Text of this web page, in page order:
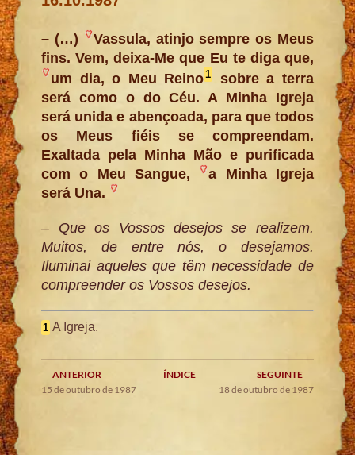
– (…)
Vassula, atinjo sempre os Meus
fins. Vem, deixa-Me que Eu te diga que,
um dia, o Meu Reino1
sobre a terra
será como o do Céu. A Minha Igreja
será unida e abençoada, para que todos
os Meus fiéis se compreendam.
Exaltada pela Minha Mão e purificada
com o Meu Sangue,
a Minha Igreja
será Una.
– Que os Vossos desejos se realizem.
Muitos, de entre nós, o desejamos.
Iluminai aqueles que têm necessidade de
compreender os Vossos desejos.
1 A Igreja.
ANTERIOR ÍNDICE
SEGUINTE
15 de outubro de 1987
18 de outubro de 1987